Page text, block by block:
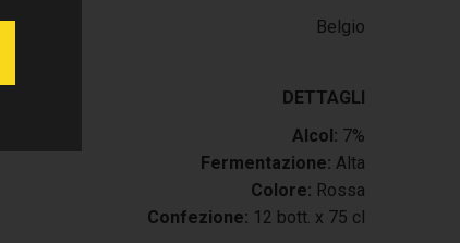
Belgio
DETTAGLI
Alcol: 7%
Fermentazione: Alta
Colore: Rossa
Confezione: 12 bott. x 75 cl